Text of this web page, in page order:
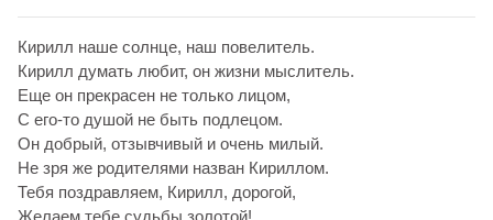
Кирилл наше солнце, наш повелитель.
Кирилл думать любит, он жизни мыслитель.
Еще он прекрасен не только лицом,
С его-то душой не быть подлецом.
Он добрый, отзывчивый и очень милый.
Не зря же родителями назван Кириллом.
Тебя поздравляем, Кирилл, дорогой,
Желаем тебе судьбы золотой!